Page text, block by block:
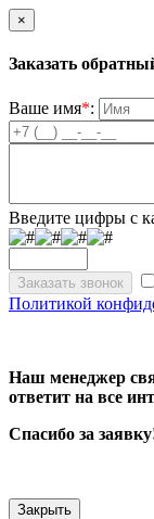
×
Заказать
Ваше имя*:
Введите цифры с
Политикой
Наш менеджер
ответит на все
Спасибо за
Закрыть